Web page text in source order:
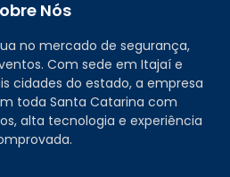
Nós
no mercado de segurança,
Com sede em Itajaí e
cidades do estado, a empresa
toda Santa Catarina com
alta tecnologia e experiência